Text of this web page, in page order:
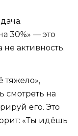
30%» — это
не активность.
тяжело»,
смотреть на
его. Это
«Ты идёшь